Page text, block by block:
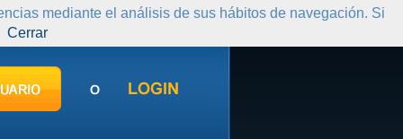
mediante el análisis de sus hábitos de navegación. Si
Cerrar